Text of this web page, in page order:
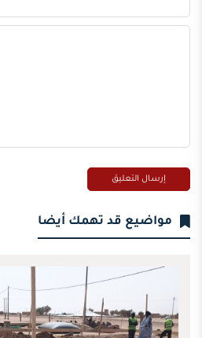
مواضيع قد تهمك أيضا